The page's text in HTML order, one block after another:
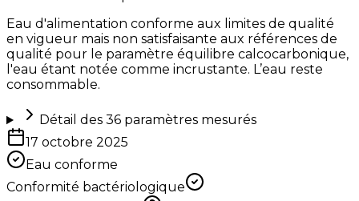
Eau d'alimentation conforme aux limites de qualité
en vigueur mais non satisfaisante aux références de
qualité pour le paramètre équilibre calcocarbonique,
l'eau étant notée comme incrustante. L’eau reste
consommable.
Détail des 36paramètres mesurés
17 octobre 2025
Eau conforme
Conformité bactériologique